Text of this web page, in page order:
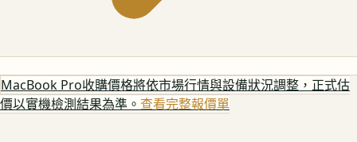
MacBook Pro收購價格將依市場行情與設備狀況調整，正式估
價以實機檢測結果為準。 查看完整報價單